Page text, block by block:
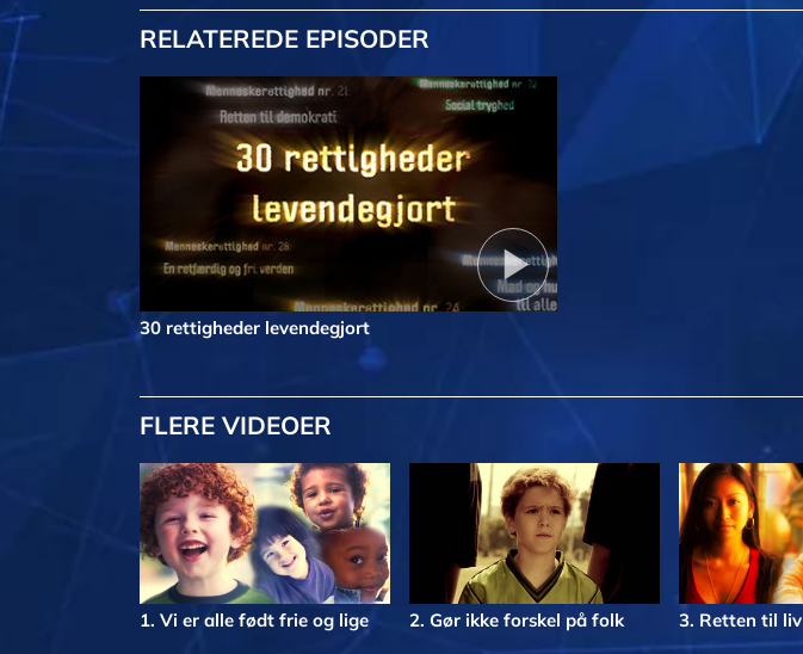
RELATEREDE EPISODER
30 rettigheder levendegjort
FLERE VIDEOER
1. Vi er alle født frie og lige 2. Gør ikke forskel på folk 3. Retten til liv